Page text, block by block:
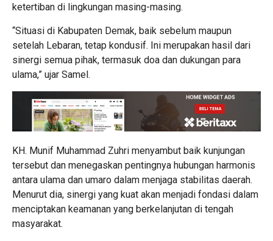
ketertiban di lingkungan masing-masing.
“Situasi di Kabupaten Demak, baik sebelum maupun
setelah Lebaran, tetap kondusif. Ini merupakan hasil dari
sinergi semua pihak, termasuk doa dan dukungan para
ulama,” ujar Samel.
KH. Munif Muhammad Zuhri menyambut baik kunjungan
tersebut dan menegaskan pentingnya hubungan harmonis
antara ulama dan umaro dalam menjaga stabilitas daerah.
Menurut dia, sinergi yang kuat akan menjadi fondasi dalam
menciptakan keamanan yang berkelanjutan di tengah
masyarakat.